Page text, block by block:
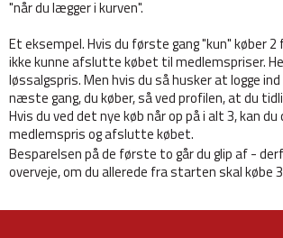
"når du lægger i kurven".
Et eksempel. Hvis du første gang "kun" køber 2
ikke kunne afslutte købet til medlemspriser.
løssalgspris. Men hvis du så husker at logge
næste gang, du køber, så ved profilen, at du
Hvis du ved det nye køb når op på i alt 3, kan
medlemspris og afslutte købet.
Besparelsen på de første to går du glip af -
overveje, om du allerede fra starten skal købe